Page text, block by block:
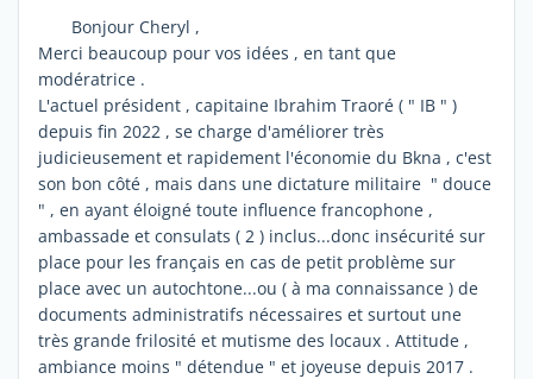
Bonjour Cheryl ,
Merci beaucoup pour vos idées , en tant que
modératrice .
L'actuel président , capitaine Ibrahim Traoré ( " IB " )
depuis fin 2022 , se charge d'améliorer très
judicieusement et rapidement l'économie du Bkna , c'est
son bon côté , mais dans une dictature militaire " douce
" , en ayant éloigné toute influence francophone ,
ambassade et consulats ( 2 ) inclus...donc insécurité sur
place pour les français en cas de petit problème sur
place avec un autochtone...ou ( à ma connaissance ) de
documents administratifs nécessaires et surtout une
très grande frilosité et mutisme des locaux . Attitude ,
ambiance moins " détendue " et joyeuse depuis 2017 .